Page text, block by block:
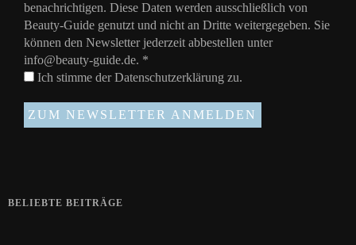
benachrichtigen. Diese Daten werden ausschließlich von
Beauty-Guide genutzt und nicht an Dritte weitergegeben. Sie
können den Newsletter jederzeit abbestellen unter
info@beauty-guide.de. *
Ich stimme derDatenschutzerklärung zu.
BELIEBTE BEITRÄGE